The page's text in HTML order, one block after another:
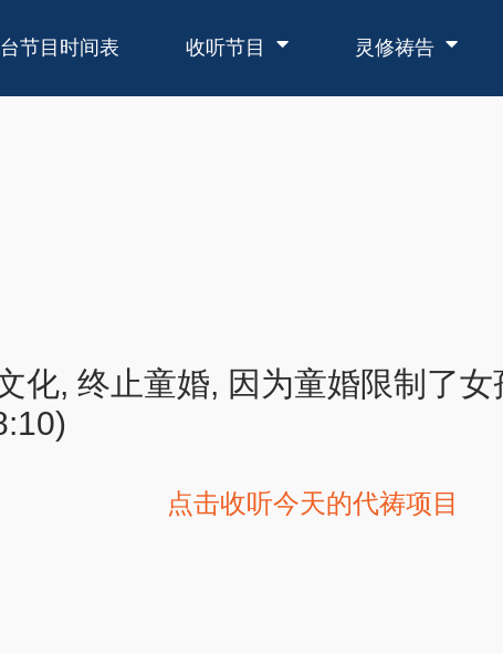
节目时间表 收听节目 灵修祷告
化, 终止童婚, 因为童婚限制了
点击收听今天的代祷项目